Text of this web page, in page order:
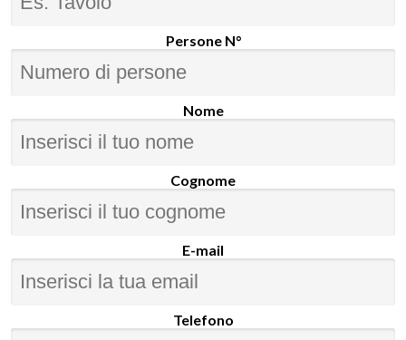
Persone N°
Nome
Cognome
E-mail
Telefono